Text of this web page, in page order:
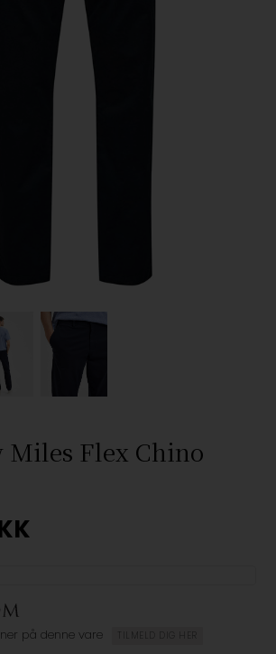
Miles Flex Chino
på denne vare TILMELD DIG HER